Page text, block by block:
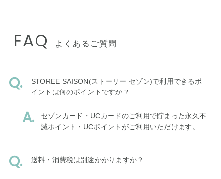
FAQ よくあるご質問
STOREE SAISON(ストーリー セゾン)で利用できるポ
イントは何のポイントですか？
セゾンカード・UCカードのご利用で貯まった永久不
滅ポイント・UCポイントがご利用いただけます。
送料・消費税は別途かかりますか？